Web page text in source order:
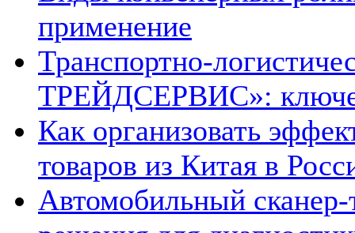
применение
Транспортно-
ТРЕЙДСЕРВИС»:
Как организовать
товаров из Китая в
Автомобильный